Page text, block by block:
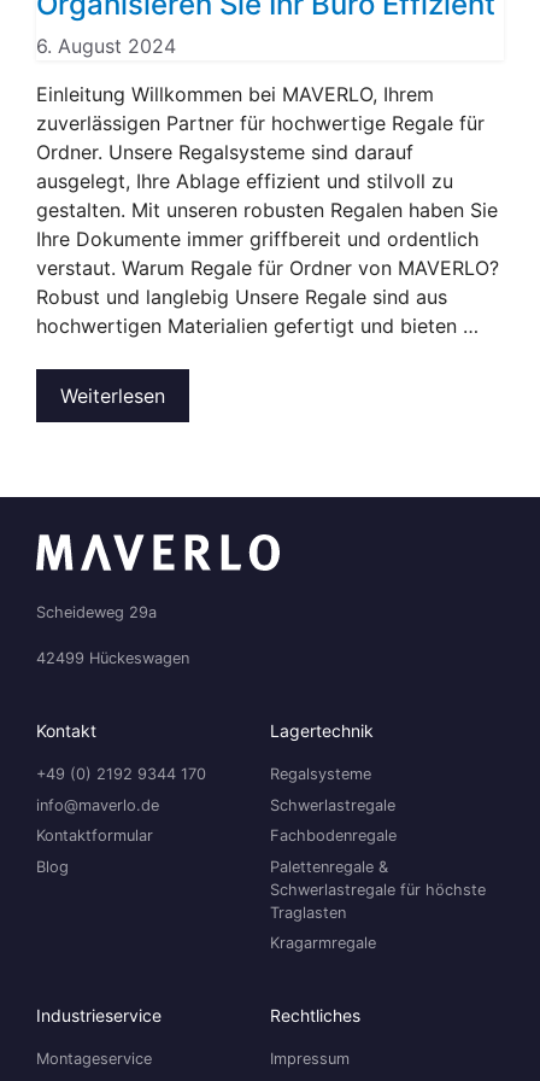
6. August 2024
Einleitung Willkommen bei MAVERLO, Ihrem
zuverlässigen Partner für hochwertige Regale für
Ordner. Unsere Regalsysteme sind darauf
ausgelegt, Ihre Ablage effizient und stilvoll zu
gestalten. Mit unseren robusten Regalen haben Sie
Ihre Dokumente immer griffbereit und ordentlich
verstaut. Warum Regale für Ordner von MAVERLO?
Robust und langlebig Unsere Regale sind aus
hochwertigen Materialien gefertigt und bieten …
Weiterlesen
Scheideweg 29a
42499 Hückeswagen
Kontakt
+49 (0) 2192 9344 170
info@maverlo.de
Kontaktformular
Blog
Lagertechnik
Regalsysteme
Schwerlastregale
Fachbodenregale
Palettenregale &
Schwerlastregale für höchste
Traglasten
Kragarmregale
Industrieservice
Montageservice
Rechtliches
Impressum